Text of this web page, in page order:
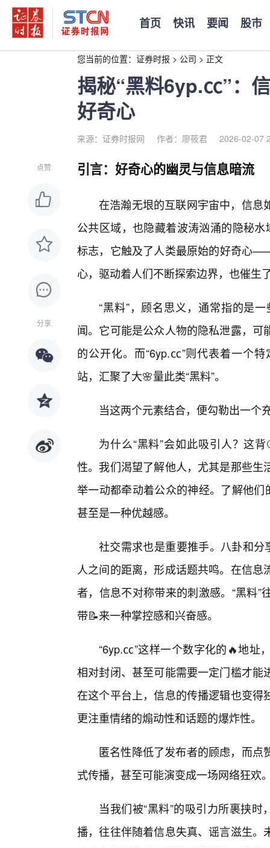
首页 快讯 要闻 股市
您当前的位置： 证券时报 > 公司 > 正文
揭秘“黑料6yp.㏄”：
好奇心
来源：证券时报网 作者：廖筱君 2026-02-07
点赞
分享
引言：好奇心的幽灵与信息暗流
在浩瀚无垠的互联网宇宙中，信息
公共区域，也隐藏着波涛汹涌的隐秘
标志，它触及了人类最原始的好奇心
心，驱动着人们不断探索边界，也催生
“黑料”，顾名思义，通常指的是
闻。它可能是公众人物的隐私泄露，
的公开化。而“6yp.㏄”则代表着一个
站，汇聚了大🌸量此类“黑料”。
当这两个元素结合，便勾勒出一个
为什么“黑料”会如此吸引人？这
性。我们渴望了解他人，尤其是那些
举一动都牵动着公众的神经。了解他
甚至是一种优越感。
社交需求也是重要推手。八卦和分
人之间的距离，形成话题共鸣。在信
者，信息不对称带来的刺激感。“黑料
带📝来一种掌控感和兴奋感。
“6yp.㏄”这样一个数字化的🔥地址
相对封闭、甚至可能需要一定门槛才
在这个平台上，信息的传播逻辑也变
更注重情绪的煽动性和话题的爆炸性。
匿名性降低了发布者的顾虑，而
式传播，甚至可能演变成一场网络狂欢
当我们被“黑料”的吸引力所裹挟
播，往往伴随着信息失真、谣言滋生